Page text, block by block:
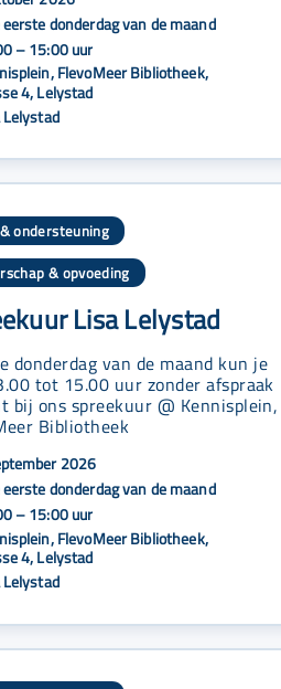
donderdag van de maand
– 15:00 uur
FlevoMeer Bibliotheek,
4, Lelystad
Lelystad
ondersteuning
& opvoeding
Lisa Lelystad
donderdag van de maand kun je
tot 15.00 uur zonder afspraak
bij ons spreekuur @ Kennisplein,
Bibliotheek
2026
donderdag van de maand
– 15:00 uur
FlevoMeer Bibliotheek,
4, Lelystad
Lelystad